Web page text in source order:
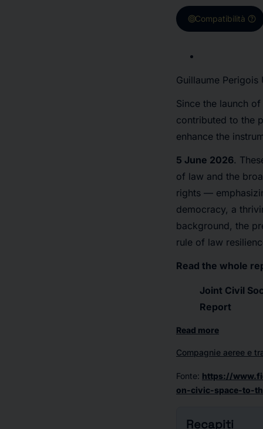
targetCompatibilità help
Guillaume Perigois
Since the launch
contributed to the
enhance the
5 June 2026.
of law and the
rights —
democracy, a
background, the
rule of law
Read the whole
Joint Civil
Report
Read more
Compagnie aeree e
Fonte: https://
on-civic-space-to-
Recapiti